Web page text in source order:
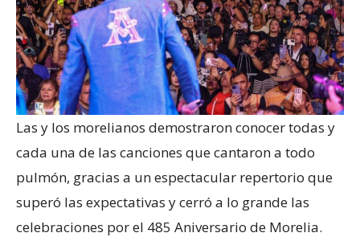
Las y los morelianos demostraron conocer todas y
cada una de las canciones que cantaron a todo
pulmón, gracias a un espectacular repertorio que
superó las expectativas y cerró a lo grande las
celebraciones por el 485 Aniversario de Morelia.